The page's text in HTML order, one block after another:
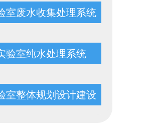
室废水收集处理系统
验室纯水处理系统
室整体规划设计建设